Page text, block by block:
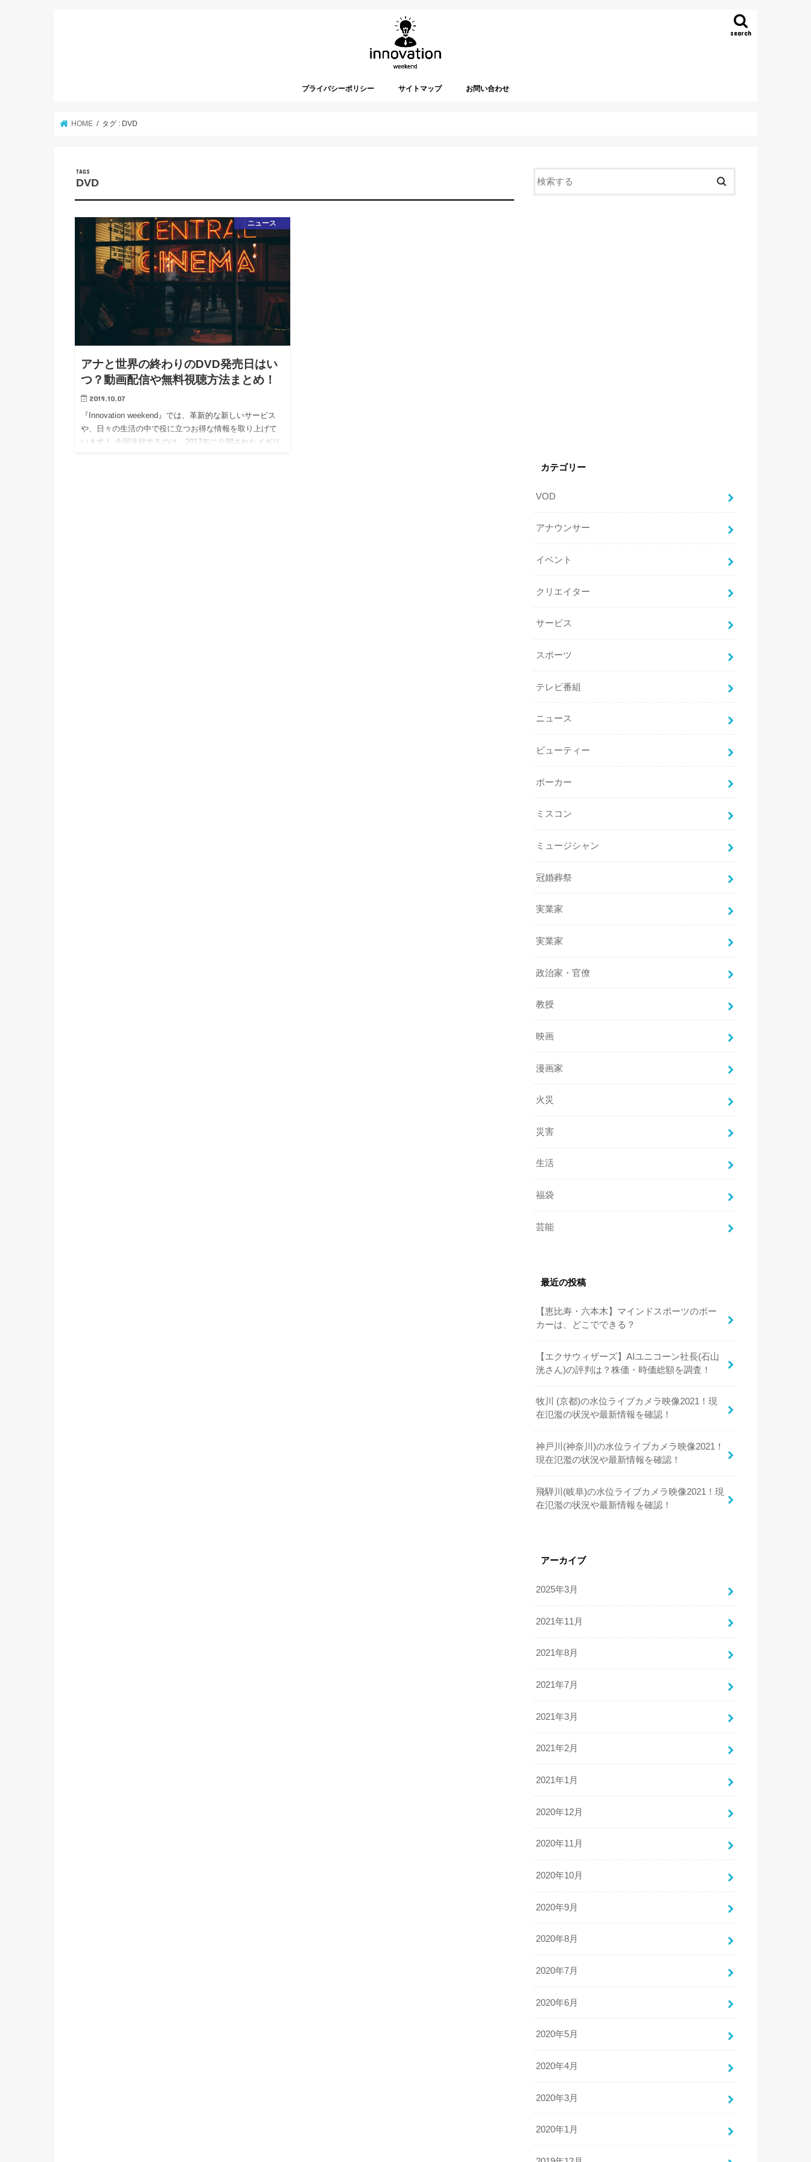
search
プライバシーポリシー サイトマップ お問い合わせ
HOME タグ : DVD
DVD
ニュース
アナと世界の終わりのDVD発売日はい
つ？動画配信や無料視聴方法まとめ！
2019.10.07
『Innovation weekend』では、革新的な新しいサービス
や、日々の生活の中で役に立つお得な情報を取り上げて
います！ 今回注目するのは、2017年に公開されたイギリ
カテゴリー
VOD
アナウンサー
イベント
クリエイター
サービス
スポーツ
テレビ番組
ニュース
ビューティー
ポーカー
ミスコン
ミュージシャン
冠婚葬祭
実業家
実業家
政治家・官僚
教授
映画
漫画家
火災
災害
生活
福袋
芸能
最近の投稿
【恵比寿・六本木】マインドスポーツのポー
カーは、どこでできる？
【エクサウィザーズ】AIユニコーン社長(石山
洸さん)の評判は？株価・時価総額を調査！
牧川 (京都)の水位ライブカメラ映像2021！現
在氾濫の状況や最新情報を確認！
神戸川(神奈川)の水位ライブカメラ映像2021！
現在氾濫の状況や最新情報を確認！
飛騨川(岐阜)の水位ライブカメラ映像2021！現
在氾濫の状況や最新情報を確認！
アーカイブ
2025年3月
2021年11月
2021年8月
2021年7月
2021年3月
2021年2月
2021年1月
2020年12月
2020年11月
2020年10月
2020年9月
2020年8月
2020年7月
2020年6月
2020年5月
2020年4月
2020年3月
2020年1月